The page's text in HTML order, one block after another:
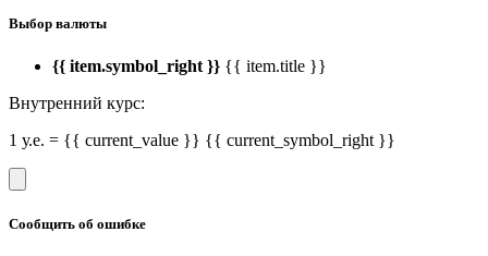
Выбор валюты
{{ item.symbol_right }} {{ item.title }}
Внутренний курс:
1 у.е. = {{ current_value }} {{ current_symbol_right }}
Сообщить об ошибке